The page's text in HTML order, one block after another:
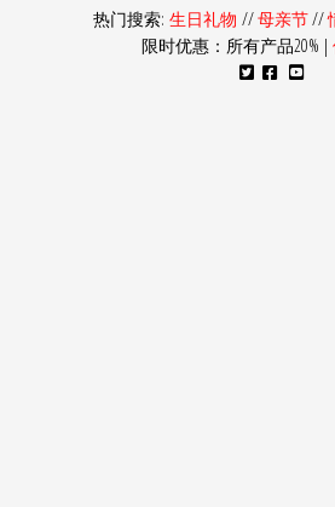
热门搜索: 生日礼物 //母亲节//
限时优惠：所有产品20% |